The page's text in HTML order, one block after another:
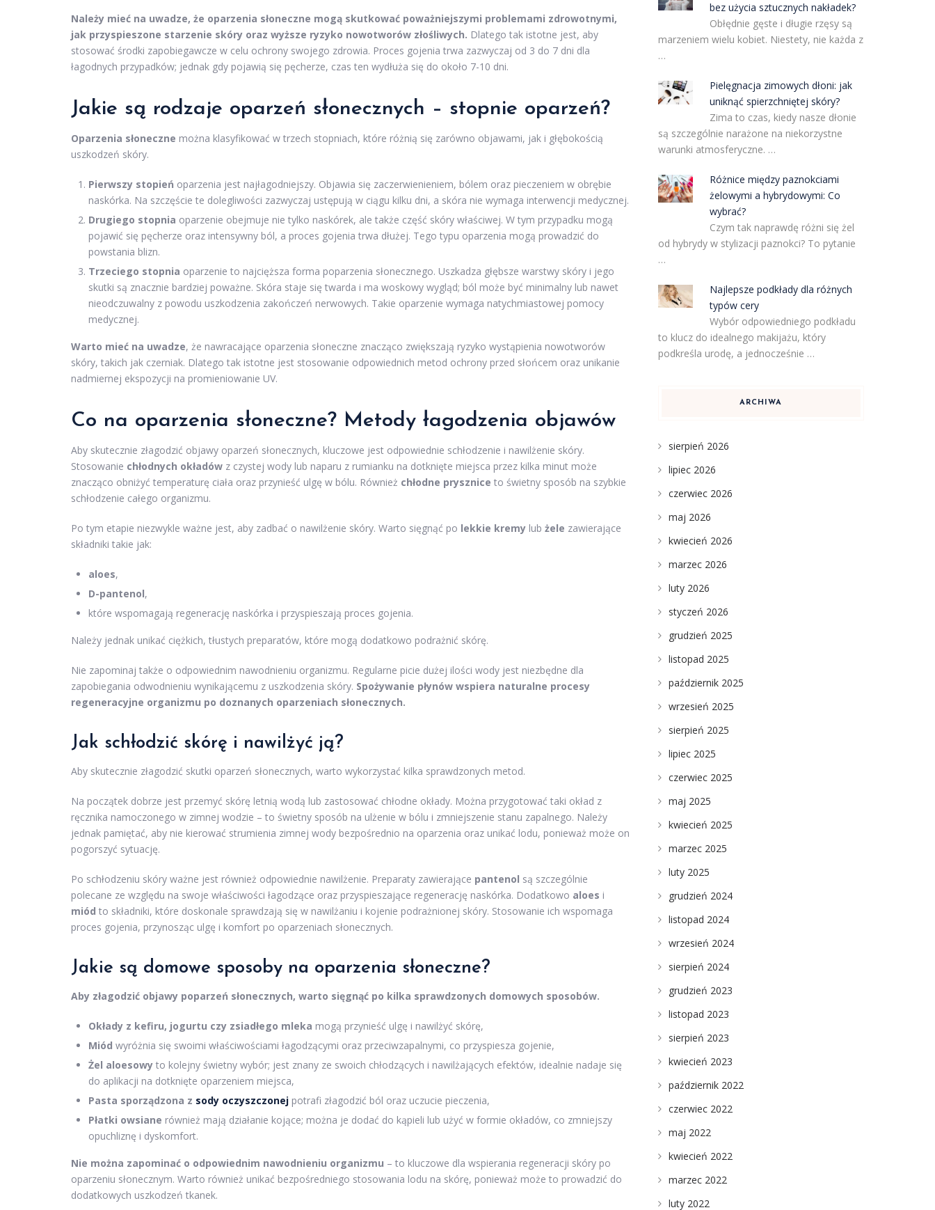
Należy mieć na uwadze, że oparzenia słoneczne mogą skutkować poważniejszymi problemami zdrowotnymi,
jak przyspieszone starzenie skóry oraz wyższe ryzyko nowotworów złośliwych. Dlatego tak istotne jest, aby
stosować środki zapobiegawcze w celu ochrony swojego zdrowia. Proces gojenia trwa zazwyczaj od 3 do 7 dni dla
łagodnych przypadków; jednak gdy pojawią się pęcherze, czas ten wydłuża się do około 7-10 dni.
Jakie są rodzaje oparzeń słonecznych – stopnie oparzeń?
Oparzenia słoneczne można klasyfikować w trzech stopniach, które różnią się zarówno objawami, jak i głębokością
uszkodzeń skóry.
Pierwszy stopień oparzenia jest najłagodniejszy. Objawia się zaczerwienieniem, bólem oraz pieczeniem w obrębie
naskórka. Na szczęście te dolegliwości zazwyczaj ustępują w ciągu kilku dni, a skóra nie wymaga interwencji medycznej.
Drugiego stopnia oparzenie obejmuje nie tylko naskórek, ale także część skóry właściwej. W tym przypadku mogą
pojawić się pęcherze oraz intensywny ból, a proces gojenia trwa dłużej. Tego typu oparzenia mogą prowadzić do
powstania blizn.
Trzeciego stopnia oparzenie to najcięższa forma poparzenia słonecznego. Uszkadza głębsze warstwy skóry i jego
skutki są znacznie bardziej poważne. Skóra staje się twarda i ma woskowy wygląd; ból może być minimalny lub nawet
nieodczuwalny z powodu uszkodzenia zakończeń nerwowych. Takie oparzenie wymaga natychmiastowej pomocy
medycznej.
Warto mieć na uwadze, że nawracające oparzenia słoneczne znacząco zwiększają ryzyko wystąpienia nowotworów
skóry, takich jak czerniak. Dlatego tak istotne jest stosowanie odpowiednich metod ochrony przed słońcem oraz unikanie
nadmiernej ekspozycji na promieniowanie UV.
Co na oparzenia słoneczne? Metody łagodzenia objawów
Aby skutecznie złagodzić objawy oparzeń słonecznych, kluczowe jest odpowiednie schłodzenie i nawilżenie skóry.
Stosowanie chłodnych okładów z czystej wody lub naparu z rumianku na dotknięte miejsca przez kilka minut może
znacząco obniżyć temperaturę ciała oraz przynieść ulgę w bólu. Również chłodne prysznice to świetny sposób na szybkie
schłodzenie całego organizmu.
Po tym etapie niezwykle ważne jest, aby zadbać o nawilżenie skóry. Warto sięgnąć po lekkie kremy lub żele zawierające
składniki takie jak:
aloes,
D-pantenol,
które wspomagają regenerację naskórka i przyspieszają proces gojenia.
Należy jednak unikać ciężkich, tłustych preparatów, które mogą dodatkowo podrażnić skórę.
Nie zapominaj także o odpowiednim nawodnieniu organizmu. Regularne picie dużej ilości wody jest niezbędne dla
zapobiegania odwodnieniu wynikającemu z uszkodzenia skóry. Spożywanie płynów wspiera naturalne procesy
regeneracyjne organizmu po doznanych oparzeniach słonecznych.
Jak schłodzić skórę i nawilżyć ją?
Aby skutecznie złagodzić skutki oparzeń słonecznych, warto wykorzystać kilka sprawdzonych metod.
Na początek dobrze jest przemyć skórę letnią wodą lub zastosować chłodne okłady. Można przygotować taki okład z
ręcznika namoczonego w zimnej wodzie – to świetny sposób na ulżenie w bólu i zmniejszenie stanu zapalnego. Należy
jednak pamiętać, aby nie kierować strumienia zimnej wody bezpośrednio na oparzenia oraz unikać lodu, ponieważ może on
pogorszyć sytuację.
Po schłodzeniu skóry ważne jest również odpowiednie nawilżenie. Preparaty zawierające pantenol są szczególnie
polecane ze względu na swoje właściwości łagodzące oraz przyspieszające regenerację naskórka. Dodatkowo aloes i
miód to składniki, które doskonale sprawdzają się w nawilżaniu i kojenie podrażnionej skóry. Stosowanie ich wspomaga
proces gojenia, przynosząc ulgę i komfort po oparzeniach słonecznych.
Jakie są domowe sposoby na oparzenia słoneczne?
Aby złagodzić objawy poparzeń słonecznych, warto sięgnąć po kilka sprawdzonych domowych sposobów.
Okłady z kefiru, jogurtu czy zsiadłego mleka mogą przynieść ulgę i nawilżyć skórę,
Miód wyróżnia się swoimi właściwościami łagodzącymi oraz przeciwzapalnymi, co przyspiesza gojenie,
Żel aloesowy to kolejny świetny wybór; jest znany ze swoich chłodzących i nawilżających efektów, idealnie nadaje się
do aplikacji na dotknięte oparzeniem miejsca,
Pasta sporządzona z sody oczyszczonej potrafi złagodzić ból oraz uczucie pieczenia,
Płatki owsiane również mają działanie kojące; można je dodać do kąpieli lub użyć w formie okładów, co zmniejszy
opuchliznę i dyskomfort.
Nie można zapominać o odpowiednim nawodnieniu organizmu – to kluczowe dla wspierania regeneracji skóry po
oparzeniu słonecznym. Warto również unikać bezpośredniego stosowania lodu na skórę, ponieważ może to prowadzić do
dodatkowych uszkodzeń tkanek.
bez użycia sztucznych nakładek?
Obłędnie gęste i długie rzęsy są
marzeniem wielu kobiet. Niestety, nie każda z
…
Pielęgnacja zimowych dłoni: jak
uniknąć spierzchniętej skóry?
Zima to czas, kiedy nasze dłonie
są szczególnie narażone na niekorzystne
warunki atmosferyczne. …
Różnice między paznokciami
żelowymi a hybrydowymi: Co
wybrać?
Czym tak naprawdę różni się żel
od hybrydy w stylizacji paznokci? To pytanie
…
Najlepsze podkłady dla różnych
typów cery
Wybór odpowiedniego podkładu
to klucz do idealnego makijażu, który
podkreśla urodę, a jednocześnie …
ARCHIWA
sierpień 2026
lipiec 2026
czerwiec 2026
maj 2026
kwiecień 2026
marzec 2026
luty 2026
styczeń 2026
grudzień 2025
listopad 2025
październik 2025
wrzesień 2025
sierpień 2025
lipiec 2025
czerwiec 2025
maj 2025
kwiecień 2025
marzec 2025
luty 2025
grudzień 2024
listopad 2024
wrzesień 2024
sierpień 2024
grudzień 2023
listopad 2023
sierpień 2023
kwiecień 2023
październik 2022
czerwiec 2022
maj 2022
kwiecień 2022
marzec 2022
luty 2022